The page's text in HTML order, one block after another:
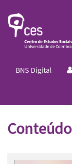
BNS Digital
Conteúdo